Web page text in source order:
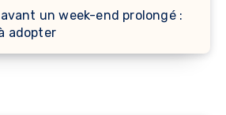
un week-end prolongé :
adopter